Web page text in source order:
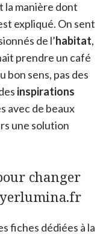
la manière dont
expliqué. On sent
de l’habitat,
prendre un café
bon sens, pas des
inspirations
avec de beaux
une solution
changer
fiches dédiées à la